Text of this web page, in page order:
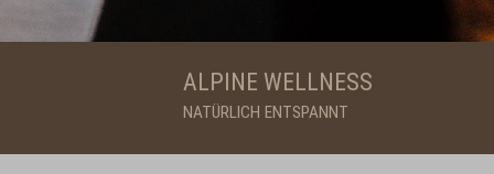
ALPINE WELLNESS
NATÜRLICH ENTSPANNT